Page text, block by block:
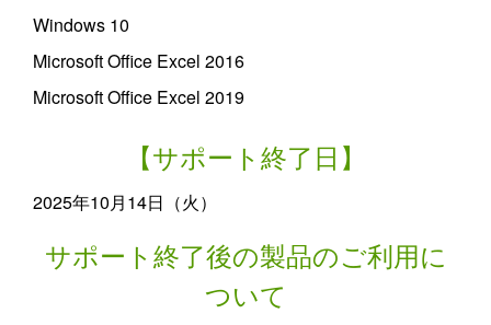
Windows 10
Microsoft Office Excel 2016
Microsoft Office Excel 2019
【サポート終了日】
2025年10月14日（火）
サポート終了後の製品のご利用に
ついて